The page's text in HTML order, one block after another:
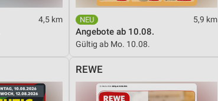
4,5 km 5,9 km
Angebote ab 10.08.
Gültig ab Mo. 10.08.
REWE